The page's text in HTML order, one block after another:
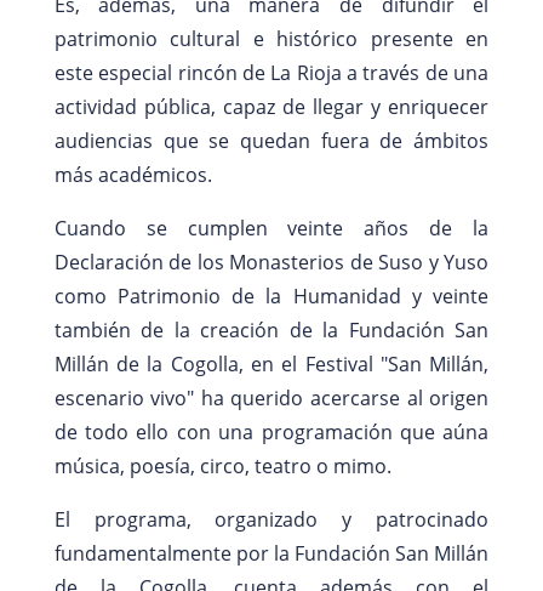
patrimonio cultural e histórico presente en
este especial rincón de La Rioja a través de una
actividad pública, capaz de llegar y enriquecer
audiencias que se quedan fuera de ámbitos
más académicos.
Cuando se cumplen veinte años de la
Declaración de los Monasterios de Suso y Yuso
como Patrimonio de la Humanidad y veinte
también de la creación de la Fundación San
Millán de la Cogolla, en el Festival "San Millán,
escenario vivo" ha querido acercarse al origen
de todo ello con una programación que aúna
música, poesía, circo, teatro o mimo.
El programa, organizado y patrocinado
fundamentalmente por la Fundación San Millán